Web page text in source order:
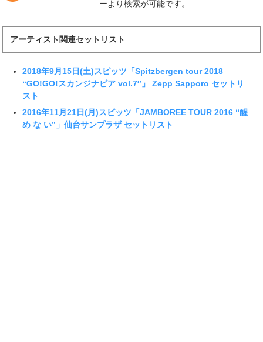
ーより検索が可能です。
アーティスト関連セットリスト
2018年9月15日(土)スピッツ「Spitzbergen tour 2018
“GO!GO!スカンジナビア vol.7″」 Zepp Sapporo セットリ
スト
2016年11月21日(月)スピッツ「JAMBOREE TOUR 2016 “醒
め な い”」仙台サンプラザ セットリスト